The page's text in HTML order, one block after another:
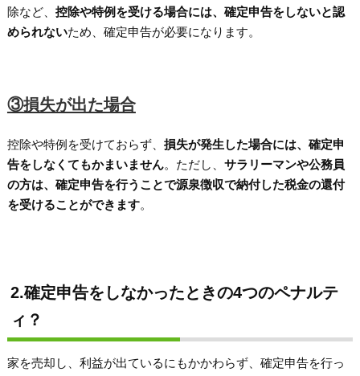
除など、 控除や特例を受ける場合には、確定申告をしないと認
められないため、確定申告が必要になります。
③損失が出た場合
控除や特例を受けておらず、 損失が発生した場合には、確定申
告をしなくてもかまいません。ただし、 サラリーマンや公務員
の方は、確定申告を行うことで源泉徴収で納付した税金の還付
を受けることができます。
2.確定申告をしなかったときの4つのペナルテ
ィ？
家を売却し、利益が出ているにもかかわらず、確定申告を行っ